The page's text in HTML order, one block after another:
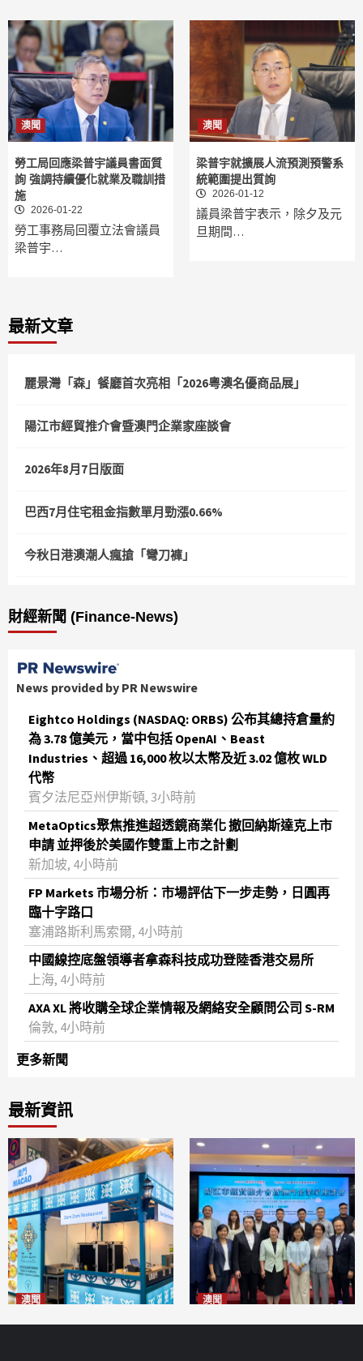
澳聞
勞工局回應梁普宇議員書面質
詢 強調持續優化就業及職訓措
施
2026-01-22
勞工事務局回覆立法會議員
梁普宇…
澳聞
梁普宇就擴展人流預測預警系
統範圍提出質詢
2026-01-12
議員梁普宇表示，除夕及元
旦期間…
最新文章
麗景灣「森」餐廳首次亮相「2026粵澳名優商品展」
陽江市經貿推介會暨澳門企業家座談會
2026年8月7日版面
巴西7月住宅租金指數單月勁漲0.66%
今秋日港澳潮人瘋搶「彎刀褲」
財經新聞 (Finance-News)
News provided by PR Newswire
Eightco Holdings (NASDAQ: ORBS) 公布其總持倉量約
為 3.78 億美元，當中包括 OpenAI、Beast
Industries、超過 16,000 枚以太幣及近 3.02 億枚 WLD
代幣
賓夕法尼亞州伊斯頓, 3小時前
MetaOptics聚焦推進超透鏡商業化 撤回納斯達克上市
申請 並押後於美國作雙重上市之計劃
新加坡, 4小時前
FP Markets 市場分析：市場評估下一步走勢，日圓再
臨十字路口
塞浦路斯利馬索爾, 4小時前
中國線控底盤領導者拿森科技成功登陸香港交易所
上海, 4小時前
AXA XL 將收購全球企業情報及網絡安全顧問公司 S-RM
倫敦, 4小時前
更多新聞
最新資訊
澳聞 澳聞